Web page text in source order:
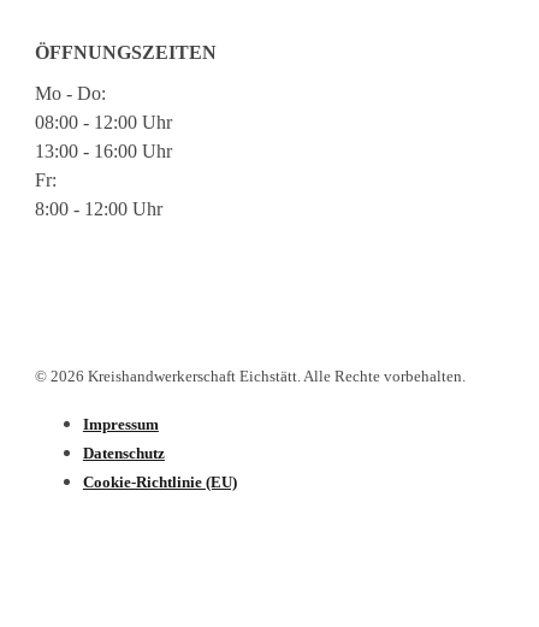
ÖFFNUNGSZEITEN
Mo - Do:
08:00 - 12:00 Uhr
13:00 - 16:00 Uhr
Fr:
8:00 - 12:00 Uhr
© 2026 Kreishandwerkerschaft Eichstätt. Alle Rechte vorbehalten.
Impressum
Datenschutz­
Cookie-Richtlinie (EU)